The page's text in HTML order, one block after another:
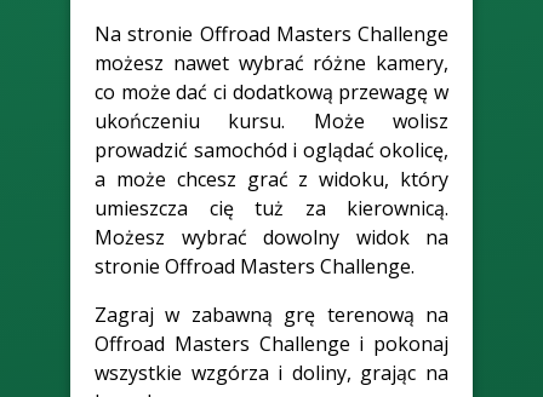
Na stronie Offroad Masters Challenge
możesz nawet wybrać różne kamery,
co może dać ci dodatkową przewagę w
ukończeniu kursu. Może wolisz
prowadzić samochód i oglądać okolicę,
a może chcesz grać z widoku, który
umieszcza cię tuż za kierownicą.
Możesz wybrać dowolny widok na
stronie Offroad Masters Challenge.
Zagraj w zabawną grę terenową na
Offroad Masters Challenge i pokonaj
wszystkie wzgórza i doliny, grając na